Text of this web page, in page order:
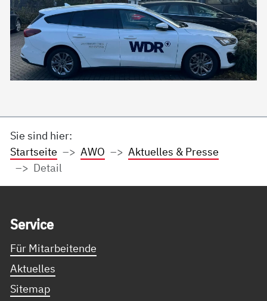
Sie sind hier:
Startseite
AWO
Aktuelles & Presse
Detail
Ser­vice
Für Mitarbeitende
Aktuelles
Sitemap